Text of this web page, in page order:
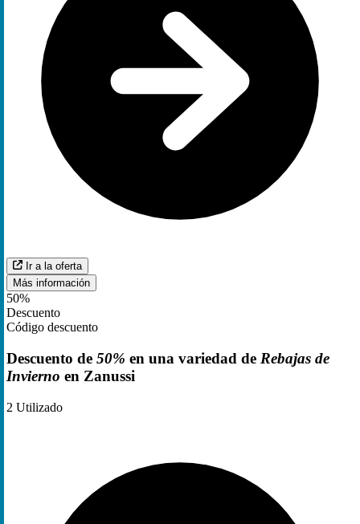
Ir a la oferta
Más información
50%
Descuento
Código descuento
Descuento de 50% en una variedad de Rebajas de
Invierno en Zanussi
2 Utilizado